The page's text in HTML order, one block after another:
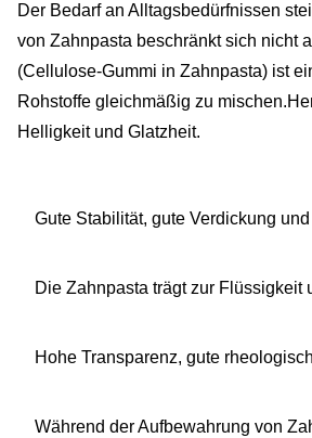
Der Bedarf an Alltagsbedürfnissen
von Zahnpasta beschränkt sich nicht
(Cellulose-Gummi in Zahnpasta) ist
Rohstoffe gleichmäßig zu
Helligkeit und Glatzheit.
Gute Stabilität, gute Verdickung
Die Zahnpasta trägt zur
Hohe Transparenz, gute
Während der Aufbewahrung von